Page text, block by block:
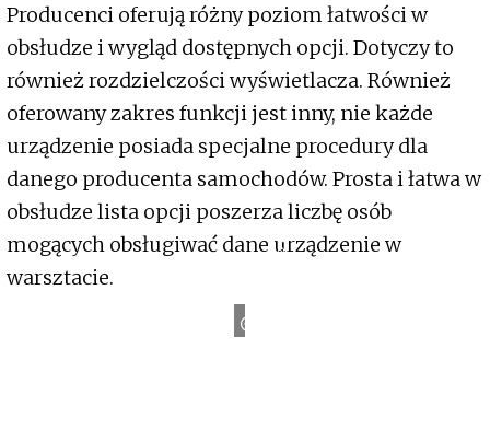
Producenci oferują różny poziom łatwości w
obsłudze i wygląd dostępnych opcji. Dotyczy to
również rozdzielczości wyświetlacza. Również
oferowany zakres funkcji jest inny, nie każde
urządzenie posiada specjalne procedury dla
danego producenta samochodów. Prosta i łatwa w
obsłudze lista opcji poszerza liczbę osób
mogących obsługiwać dane urządzenie w
warsztacie.
T